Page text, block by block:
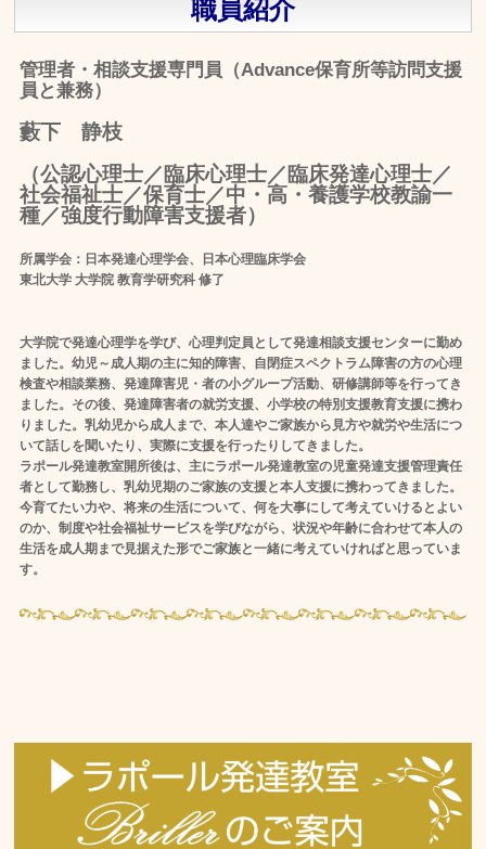
職員紹介
管理者・相談支援専門員（Advance保育所等訪問支援
員と兼務）
藪下 静枝
（公認心理士／臨床心理士／臨床発達心理士／
社会福祉士／保育士／中・高・養護学校教諭一
種／強度行動障害支援者）
所属学会：日本発達心理学会、日本心理臨床学会
東北大学 大学院 教育学研究科 修了
大学院で発達心理学を学び、心理判定員として発達相談支援センターに勤め
ました。幼児～成人期の主に知的障害、自閉症スペクトラム障害の方の心理
検査や相談業務、発達障害児・者の小グループ活動、研修講師等を行ってき
ました。その後、発達障害者の就労支援、小学校の特別支援教育支援に携わ
りました。乳幼児から成人まで、本人達やご家族から見方や就労や生活につ
いて話しを聞いたり、実際に支援を行ったりしてきました。
ラポール発達教室開所後は、主にラポール発達教室の児童発達支援管理責任
者として勤務し、乳幼児期のご家族の支援と本人支援に携わってきました。
今育てたい力や、将来の生活について、何を大事にして考えていけるとよい
のか、制度や社会福祉サービスを学びながら、状況や年齢に合わせて本人の
生活を成人期まで見据えた形でご家族と一緒に考えていければと思っていま
す。